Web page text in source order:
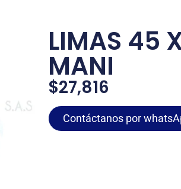
LIMAS 45
MANI
$27,816
Contáctanos por